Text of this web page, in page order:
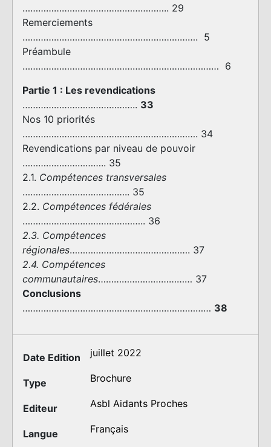
……………………………………………….. 29
Remerciements
…………………………………………………………. 5
Préambule
………………………………………………………………… 6
Partie 1 : Les revendications
…………………………………….. 33
Nos 10 priorités
…………………………………………………………. 34
Revendications par niveau de pouvoir
………………………….. 35
2.1. Compétences transversales
………………………………….. 35
2.2. Compétences fédérales
……………………………………….. 36
2.3. Compétences
régionales………………………………………. 37
2.4. Compétences
communautaires……………………………… 37
Conclusions
……………………………………………………………… 38
Date Edition juillet 2022
Type Brochure
Editeur Asbl Aidants Proches
Langue Français